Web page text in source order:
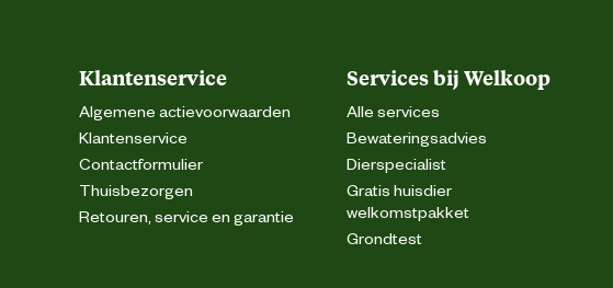
Klantenservice
Algemene actievoorwaarden
Klantenservice
Contactformulier
Thuisbezorgen
Retouren, service en garantie
Services bij Welkoop
Alle services
Bewateringsadvies
Dierspecialist
Gratis huisdier
welkomstpakket
Grondtest